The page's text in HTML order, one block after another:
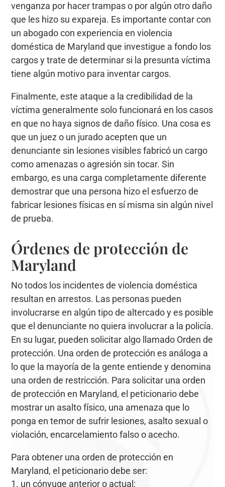
venganza por hacer trampas o por algún otro daño
que les hizo su expareja. Es importante contar con
un abogado con experiencia en violencia
doméstica de Maryland que investigue a fondo los
cargos y trate de determinar si la presunta víctima
tiene algún motivo para inventar cargos.
Finalmente, este ataque a la credibilidad de la
víctima generalmente solo funcionará en los casos
en que no haya signos de daño físico. Una cosa es
que un juez o un jurado acepten que un
denunciante sin lesiones visibles fabricó un cargo
como amenazas o agresión sin tocar. Sin
embargo, es una carga completamente diferente
demostrar que una persona hizo el esfuerzo de
fabricar lesiones físicas en sí misma sin algún nivel
de prueba.
Órdenes de protección de
Maryland
No todos los incidentes de violencia doméstica
resultan en arrestos. Las personas pueden
involucrarse en algún tipo de altercado y es posible
que el denunciante no quiera involucrar a la policía.
En su lugar, pueden solicitar algo llamado Orden de
protección. Una orden de protección es análoga a
lo que la mayoría de la gente entiende y denomina
una orden de restricción. Para solicitar una orden
de protección en Maryland, el peticionario debe
mostrar un asalto físico, una amenaza que lo
ponga en temor de sufrir lesiones, asalto sexual o
violación, encarcelamiento falso o acecho.
Para obtener una orden de protección en
Maryland, el peticionario debe ser:
un cónyuge anterior o actual;